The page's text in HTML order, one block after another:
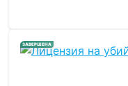
ЗАВЕРШЕНА